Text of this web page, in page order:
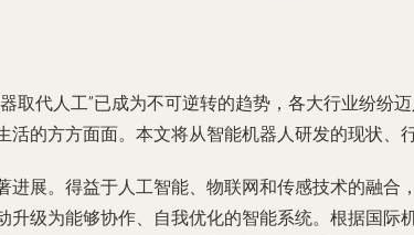
取代人工”已成为不可逆转的趋势，各大行业纷纷
活的方方面面。本文将从智能机器人研发的现状、
进展。得益于人工智能、物联网和传感技术的融
升级为能够协作、自我优化的智能系统。根据国